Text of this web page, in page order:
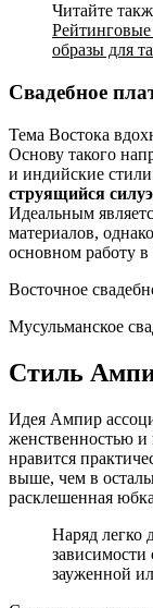
Читайте
образы для
Свадебное
Тема Востока
Основу такого
и индийские
струящийся
Идеальным
материалов,
основном работу в
Восточное
Мусульманское
Стиль
Идея Ампир
женственностью и
нравится
выше, чем в
расклешенная
Наряд легко
зауженной